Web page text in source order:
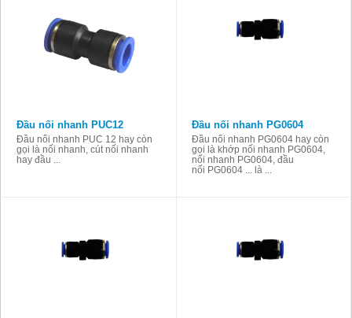
Đầu nối nhanh PUC12
Đầu nối nhanh PUC 12 hay còn
gọi là nối nhanh, cút nối nhanh
hay đầu ...
Đầu nối nhanh PG0604
Đầu nối nhanh PG0604 hay còn
gọi là khớp nối nhanh PG0604,
nối nhanh PG0604, đầu
nối PG0604 ... là ...